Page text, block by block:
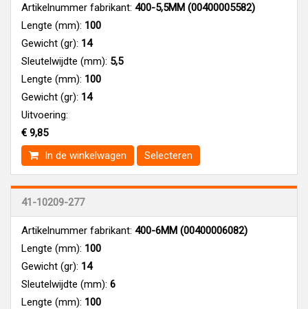
Artikelnummer fabrikant: 400-5,5MM (00400005582)
Lengte (mm): 100
Gewicht (gr): 14
Sleutelwijdte (mm): 5,5
Lengte (mm): 100
Gewicht (gr): 14
Uitvoering:
€ 9,85
In de winkelwagen
Selecteren
41-10209-277
Artikelnummer fabrikant: 400-6MM (00400006082)
Lengte (mm): 100
Gewicht (gr): 14
Sleutelwijdte (mm): 6
Lengte (mm): 100